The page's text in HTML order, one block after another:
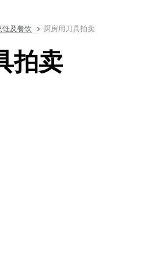
饪及餐饮 厨房用刀具拍卖
拍卖